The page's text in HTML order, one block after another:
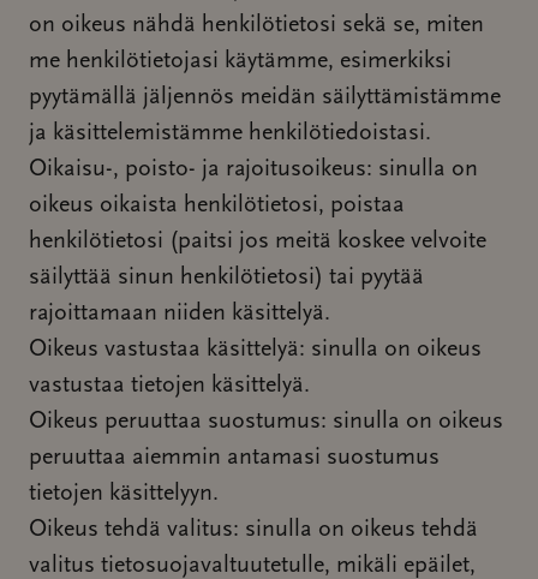
on oikeus nähdä henkilötietosi sekä se, miten
me henkilötietojasi käytämme, esimerkiksi
pyytämällä jäljennös meidän säilyttämistämme
ja käsittelemistämme henkilötiedoistasi.
Oikaisu-, poisto- ja rajoitusoikeus: sinulla on
oikeus oikaista henkilötietosi, poistaa
henkilötietosi (paitsi jos meitä koskee velvoite
säilyttää sinun henkilötietosi) tai pyytää
rajoittamaan niiden käsittelyä.
Oikeus vastustaa käsittelyä: sinulla on oikeus
vastustaa tietojen käsittelyä.
Oikeus peruuttaa suostumus: sinulla on oikeus
peruuttaa aiemmin antamasi suostumus
tietojen käsittelyyn.
Oikeus tehdä valitus: sinulla on oikeus tehdä
valitus tietosuojavaltuutetulle, mikäli epäilet,